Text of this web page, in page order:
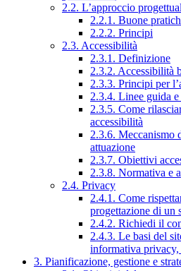
2.2. L’approccio
2.2.1. Buone
2.2.2. Principi
2.3. Accessibilità
2.3.1. Definizione
2.3.2. Accessibilità
2.3.3. Principi per
2.3.4. Linee guida
2.3.5. Come
accessibilità
2.3.6. Meccanismo
attuazione
2.3.7. Obiettivi
2.3.8. Normativa e
2.4. Privacy
2.4.1. Come
progettazione di un
2.4.2. Richiedi il
2.4.3. Le basi del
informativa
3. Pianificazione, gestione e